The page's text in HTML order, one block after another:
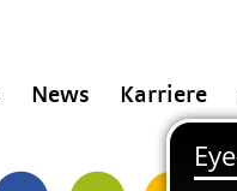
News Karriere